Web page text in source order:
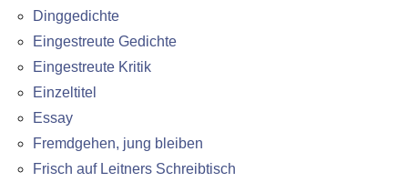
Dinggedichte
Eingestreute Gedichte
Eingestreute Kritik
Einzeltitel
Essay
Fremdgehen, jung bleiben
Frisch auf Leitners Schreibtisch